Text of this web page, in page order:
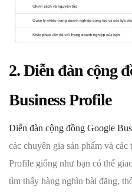
2. Diễn đàn cộng
Business Profile
Diễn đàn cộng đồng Google
các chuyên gia sản phẩm và
Profile giống như bạn có thể
tìm thấy hàng nghìn bài đăng,